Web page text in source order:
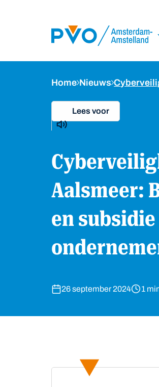
Home Nieuws
Lees voor
Cyberveiligheid op Radio
Aalsmeer:
en
26 september 2024 1